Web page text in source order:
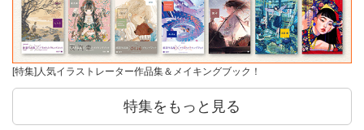
[特集]人気イラストレーター作品集＆メイキングブック！
特集をもっと見る